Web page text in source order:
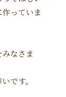
っていま
なさま
です。